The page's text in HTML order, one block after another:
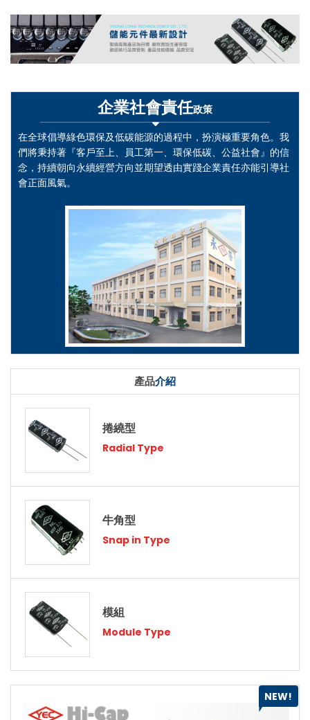
企業社會責任政策
在全球倡導綠色環保及低碳能源的過程中，扮演極重要角色。我
們將秉持著『客戶至上、員工第一、環保低碳、公益社會』的信
念，持續朝向永續經營方向並期望透由實踐企業責任亦能引導社
會正面風氣。
產品介紹
捲繞型
Radial Type
牛角型
Snap in Type
模組
Module Type
NEW!